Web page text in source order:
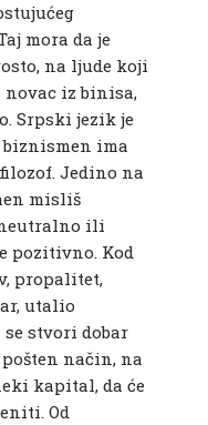
mora da je
na ljude koji
iz binisa,
Srpski jezik je
ima
Jedino na
misliš
ili
pozitivno. Kod
propalitet,
utalio
se stvori dobar
način, na
kapital, da će
Od